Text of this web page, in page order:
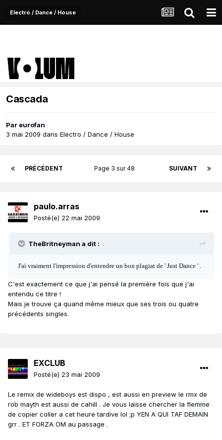
Electro / Dance / House
Cascada
Par eurofan
3 mai 2009 dans Electro / Dance / House
PRÉCÉDENT SUIVANT
Page 3 sur 48
paulo.arras
Posté(e) 22 mai 2009
TheBritneyman a dit :
J'ai vraiment l'impression d'entendre un bon plagiat de ' Just Dance ' .
C'est exactement ce que j'ai pensé la première fois que j'ai
entendu ce titre !
Mais je trouve ça quand même mieux que ses trois ou quatre
précédents singles.
EXCLUB
Posté(e) 23 mai 2009
Le remix de wideboys est dispo , est aussi en preview le rmx de
rob mayth est aussi de cahill . Je vous laisse chercher la flemme
de copier coller a cet heure tardive lol ;p YEN A QUI TAF DEMAIN
grr . ET FORZA OM au passage .